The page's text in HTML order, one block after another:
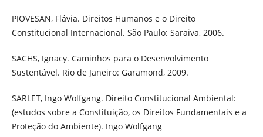
PIOVESAN, Flávia. Direitos Humanos e o Direito
Constitucional Internacional. São Paulo: Saraiva, 2006.
SACHS, Ignacy. Caminhos para o Desenvolvimento
Sustentável. Rio de Janeiro: Garamond, 2009.
SARLET, Ingo Wolfgang. Direito Constitucional Ambiental:
(estudos sobre a Constituição, os Direitos Fundamentais e a
Proteção do Ambiente). Ingo Wolfgang